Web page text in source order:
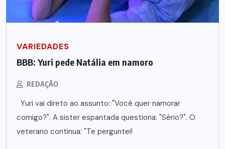
VARIEDADES
BBB: Yuri pede Natália em namoro
REDAÇÃO
Yuri vai direto ao assunto: "Você quer namorar
comigo?". A sister espantada questiona: "Sério?". O
veterano continua: "Te perguntei!